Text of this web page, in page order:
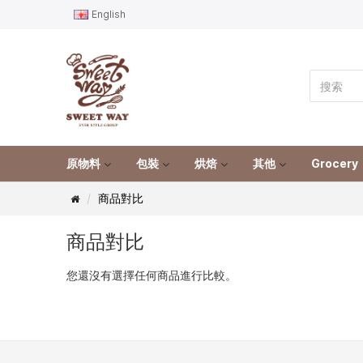
English
原物料 包裝 烘焙 其他 Grocery
商品對比
商品對比
您還沒有選擇任何商品進行比較。